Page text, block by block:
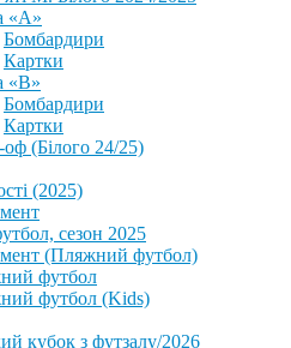
«А»
Бомбардири
Картки
«В»
Бомбардири
Картки
(Білого 24/25)
(2025)
сезон 2025
(Пляжний футбол)
футбол
футбол (Kids)
кубок з футзалу/2026